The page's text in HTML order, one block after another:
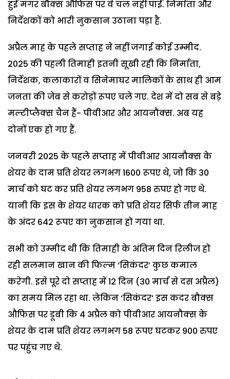
हुईं मगर बौक्स औफिस पर वे चल नहीं पाईं. निर्माता और
निर्देशकों को भारी नुकसान उठाना पड़ा है.
अप्रैल माह के पहले सप्ताह ने नहीं जगाई कोई उम्मीद.
2025 की पहली तिमाही इतनी सूखी रही कि निर्माता,
निर्देशक, कलाकारों व सिनेमाघर मालिकों के साथ ही आम
जनता की जेब से करोड़ों रूपए चले गए. देश में दो सब से बड़े
मल्टीप्लैक्स चैन हैं- पीवीआर और आयनौक्स. अब यह
दोनों एक हो गए हैं.
जनवरी 2025 के पहले सप्ताह में पीवीआर आयनौक्स के
शेयर के दाम प्रति शेयर लगभग 1600 रूपए थे, जो कि 30
मार्च को घट कर प्रति शेयर लगभग 958 रुपए हो गए थे.
यानी कि इस के शेयर धारक को प्रति शेयर सिर्फ तीन माह
के अंदर 642 रूपए का नुकसान हो गया था.
सभी को उम्मीद थी कि तिमाही के अंतिम दिन रिलीज हो
रही सलमान खान की फिल्म ‘सिकंदर’ कुछ कमाल
करेगी. इसे पूरे दो सप्ताह में 12 दिन (30 मार्च से दस अप्रैल)
का समय मिल रहा था. लेकिन ‘सिकंदर’ इस कदर बौक्स
औफिस पर डूबी कि 4 अप्रैल को पीवीआर आयनौक्स के
शेयर के दाम प्रति शेयर लगभग 58 रूपए घटकर 900 रुपए
पर पहुंच गए थे.